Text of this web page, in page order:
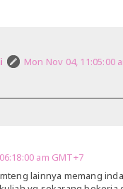
Mon Nov 04, 11:05:00
am GMT+7
lainnya memang